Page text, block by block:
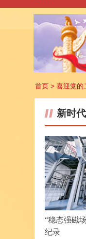
首页 > 喜迎党的
新时
“稳态强磁
纪录